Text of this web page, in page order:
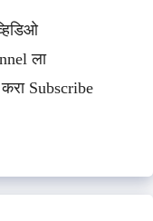
ला
Subscribe